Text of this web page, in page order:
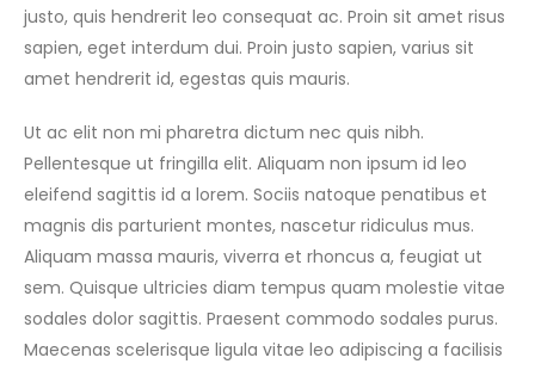
justo, quis hendrerit leo consequat ac. Proin sit amet risus
sapien, eget interdum dui. Proin justo sapien, varius sit
amet hendrerit id, egestas quis mauris.
Ut ac elit non mi pharetra dictum nec quis nibh.
Pellentesque ut fringilla elit. Aliquam non ipsum id leo
eleifend sagittis id a lorem. Sociis natoque penatibus et
magnis dis parturient montes, nascetur ridiculus mus.
Aliquam massa mauris, viverra et rhoncus a, feugiat ut
sem. Quisque ultricies diam tempus quam molestie vitae
sodales dolor sagittis. Praesent commodo sodales purus.
Maecenas scelerisque ligula vitae leo adipiscing a facilisis